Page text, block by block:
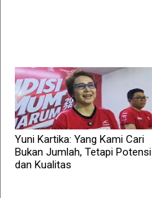
Yuni Kartika: Yang Kami Cari
Bukan Jumlah, Tetapi Potensi
dan Kualitas